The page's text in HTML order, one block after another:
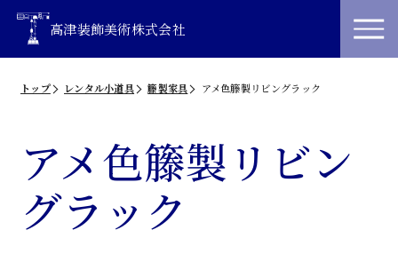
高津装飾美術株式会社
トップ レンタル小道具 籐製家具 アメ色籐製リビングラック
アメ色籐製リビン
グラック